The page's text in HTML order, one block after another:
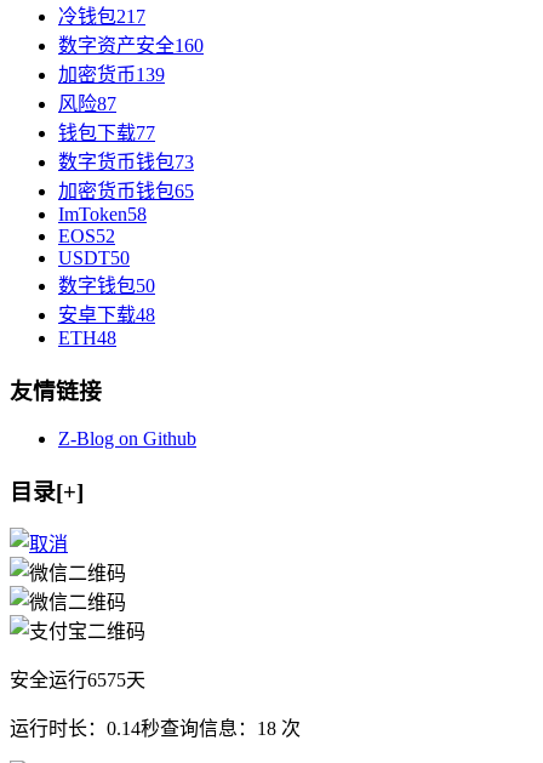
冷钱包217
数字资产安全160
加密货币139
风险87
钱包下载77
数字货币钱包73
加密货币钱包65
ImToken58
EOS52
USDT50
数字钱包50
安卓下载48
ETH48
友情链接
Z-Blog on Github
目录[+]
安全运行6575天
运行时长：0.14秒查询信息：18 次